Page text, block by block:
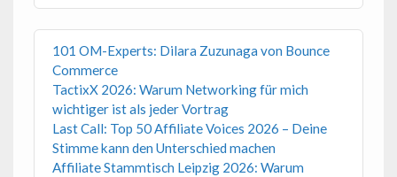
101 OM-Experts: Dilara Zuzunaga von Bounce
Commerce
TactixX 2026: Warum Networking für mich
wichtiger ist als jeder Vortrag
Last Call: Top 50 Affiliate Voices 2026 – Deine
Stimme kann den Unterschied machen
Affiliate Stammtisch Leipzig 2026: Warum